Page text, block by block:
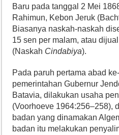
Baru pada tanggal 2 Mei
Rahimun, Kebon Jeruk
Biasanya naskah-naskah
15 sen per malam, atau
(Naskah Cindabiya).
Pada paruh pertama abad
pemerintahan Gubernur
Batavia, dilakukan usaha
(Voorhoeve 1964:256–258),
badan yang dinamakan
badan itu melakukan